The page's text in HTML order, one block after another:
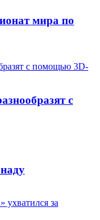
мира по
с